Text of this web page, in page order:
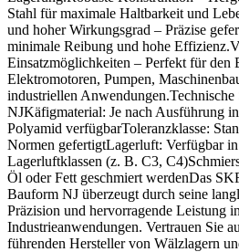
Stahl für maximale Haltbarkeit und
und hoher Wirkungsgrad – Präzise
minimale Reibung und hohe
Einsatzmöglichkeiten – Perfekt für den
Elektromotoren, Pumpen,
industriellen
NJKäfigmaterial: Je nach Ausführung
Polyamid verfügbarToleranzklasse:
Normen gefertigtLagerluft: Verfügbar in
Lagerluftklassen (z. B. C3,
Öl oder Fett geschmiert werdenDas
Bauform NJ überzeugt durch seine
Präzision und hervorragende Leistung
Industrieanwendungen. Vertrauen Sie
führenden Hersteller von Wälzlagern